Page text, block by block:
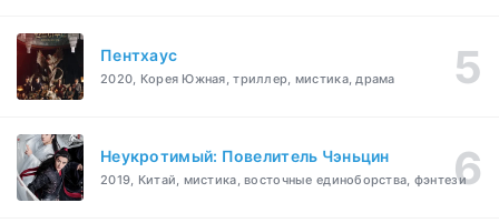
Пентхаус
2020, Корея Южная, триллер, мистика, драма
Неукротимый: Повелитель Чэньцин
2019, Китай, мистика, восточные единоборства, фэнтези